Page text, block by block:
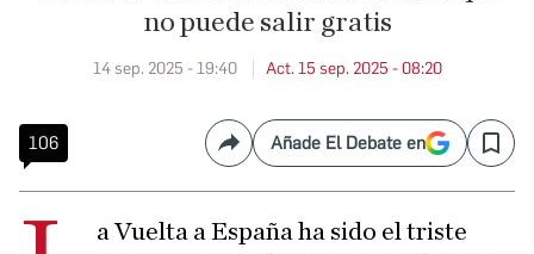
no puede salir gratis
14 sep. 2025 - 19:40 Act. 15 sep. 2025 - 08:20
106 CompartirAñade El Debate en Save
a Vuelta a España ha sido el triste